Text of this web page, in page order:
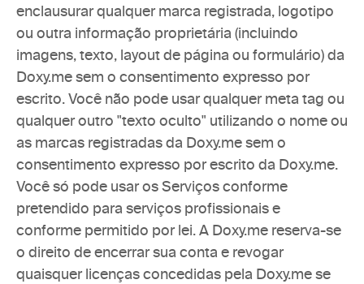
enclausurar qualquer marca registrada, logotipo
ou outra informação proprietária (incluindo
imagens, texto, layout de página ou formulário) da
Doxy.me sem o consentimento expresso por
escrito. Você não pode usar qualquer meta tag ou
qualquer outro "texto oculto" utilizando o nome ou
as marcas registradas da Doxy.me sem o
consentimento expresso por escrito da Doxy.me.
Você só pode usar os Serviços conforme
pretendido para serviços profissionais e
conforme permitido por lei. A Doxy.me reserva-se
o direito de encerrar sua conta e revogar
quaisquer licenças concedidas pela Doxy.me se